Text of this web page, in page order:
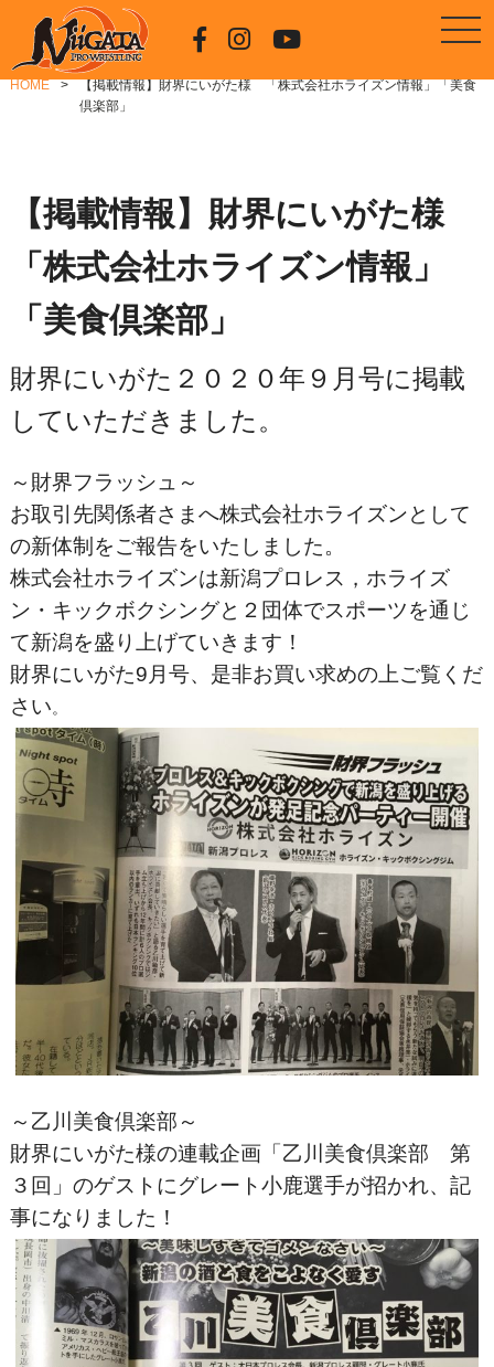
HOME
【掲載情報】財界にいがた様 「株式会社ホライズン情報」「美食
倶楽部」
【掲載情報】財界にいがた様
「株式会社ホライズン情報」
「美食倶楽部」
財界にいがた２０２０年９月号に掲載
していただきました。
～財界フラッシュ～
お取引先関係者さまへ株式会社ホライズンとして
の新体制をご報告をいたしました。
株式会社ホライズンは新潟プロレス，ホライズ
ン・キックボクシングと２団体でスポーツを通じ
て新潟を盛り上げていきます！
財界にいがた9月号、是非お買い求めの上ご覧くだ
さい。
～乙川美食倶楽部～
財界にいがた様の連載企画「乙川美食倶楽部 第
３回」のゲストにグレート小鹿選手が招かれ、記
事になりました！